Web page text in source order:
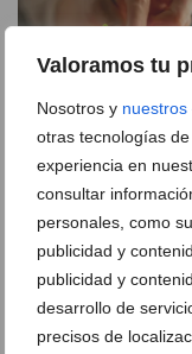
Valoramos tu
Nosotros y
otras tecnologías
experiencia en
consultar
personales, como
publicidad y
publicidad y
desarrollo de
precisos de
Creaciones innovadoras y
Disfruta de un cóctel con vistas
La mejor forma de refrescarse
cóctel de Restaurante La